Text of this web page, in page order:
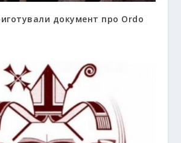
документ про Ordo